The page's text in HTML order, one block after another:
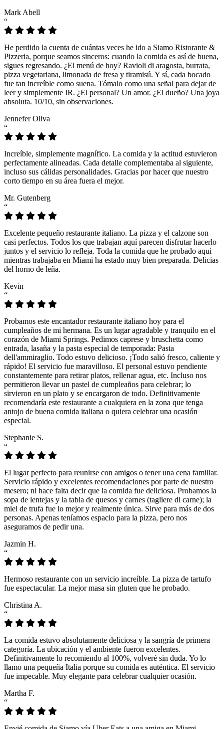
Mark Abell
“
He perdido la cuenta de cuántas veces he ido a Siamo Ristorante &
Pizzeria, porque seamos sinceros: cuando la comida es así de buena,
sigues regresando. ¿El menú de hoy? Ravioli di aragosta, burrata,
pizza vegetariana, limonada de fresa y tiramisú. Y sí, cada bocado
fue tan increíble como suena. Tómalo como una señal para dejar de
leer y simplemente IR. ¿El personal? Un amor. ¿El dueño? Una joya
absoluta. 10/10, sin observaciones.
Jennefer Oliva
“
Increíble, simplemente magnífico. La comida y la actitud estuvieron
perfectamente alineadas. Cada detalle complementaba al siguiente,
incluso sus cálidas personalidades. Gracias por hacer que nuestro
corto tiempo en su área fuera el mejor.
Mr. Gutenberg
“
Excelente pequeño restaurante italiano. La pizza y el calzone son
casi perfectos. Todos los que trabajan aquí parecen disfrutar hacerlo
juntos y el servicio lo refleja. Toda la comida que he probado aquí
mientras trabajaba en Miami ha estado muy bien preparada. Delicias
del horno de leña.
Kevin
“
Probamos este encantador restaurante italiano hoy para el
cumpleaños de mi hermana. Es un lugar agradable y tranquilo en el
corazón de Miami Springs. Pedimos caprese y bruschetta como
entrada, lasaña y la pasta especial de temporada: Pasta
dell'ammiraglio. Todo estuvo delicioso. ¡Todo salió fresco, caliente y
rápido! El servicio fue maravilloso. El personal estuvo pendiente
constantemente para retirar platos, rellenar agua, etc. Incluso nos
permitieron llevar un pastel de cumpleaños para celebrar; lo
sirvieron en un plato y se encargaron de todo. Definitivamente
recomendaría este restaurante a cualquiera en la zona que tenga
antojo de buena comida italiana o quiera celebrar una ocasión
especial.
Stephanie S.
“
El lugar perfecto para reunirse con amigos o tener una cena familiar.
Servicio rápido y excelentes recomendaciones por parte de nuestro
mesero; ni hace falta decir que la comida fue deliciosa. Probamos la
sopa de lentejas y la tabla de quesos y carnes (tagliere di carne); la
miel de trufa fue lo mejor y realmente única. Sirve para más de dos
personas. Apenas teníamos espacio para la pizza, pero nos
aseguramos de pedir una.
Jazmin H.
“
Hermoso restaurante con un servicio increíble. La pizza de tartufo
fue espectacular. La mejor masa sin gluten que he probado.
Christina A.
“
La comida estuvo absolutamente deliciosa y la sangría de primera
categoría. La ubicación y el ambiente fueron excelentes.
Definitivamente lo recomiendo al 100%, volveré sin duda. Yo lo
llamo una pequeña Italia porque su comida es auténtica. El servicio
fue impecable. Muy elegante para celebrar cualquier ocasión.
Martha F.
“